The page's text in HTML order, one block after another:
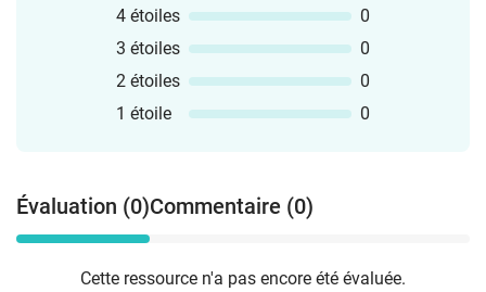
4 étoiles
0
3 étoiles
0
2 étoiles
0
1 étoile
0
Évaluation (0)Commentaire (0)
Cette ressource n'a pas encore été évaluée.